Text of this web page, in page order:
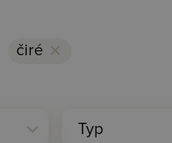
čiré clear
expand_more Typ